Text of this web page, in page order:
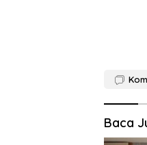
Baca